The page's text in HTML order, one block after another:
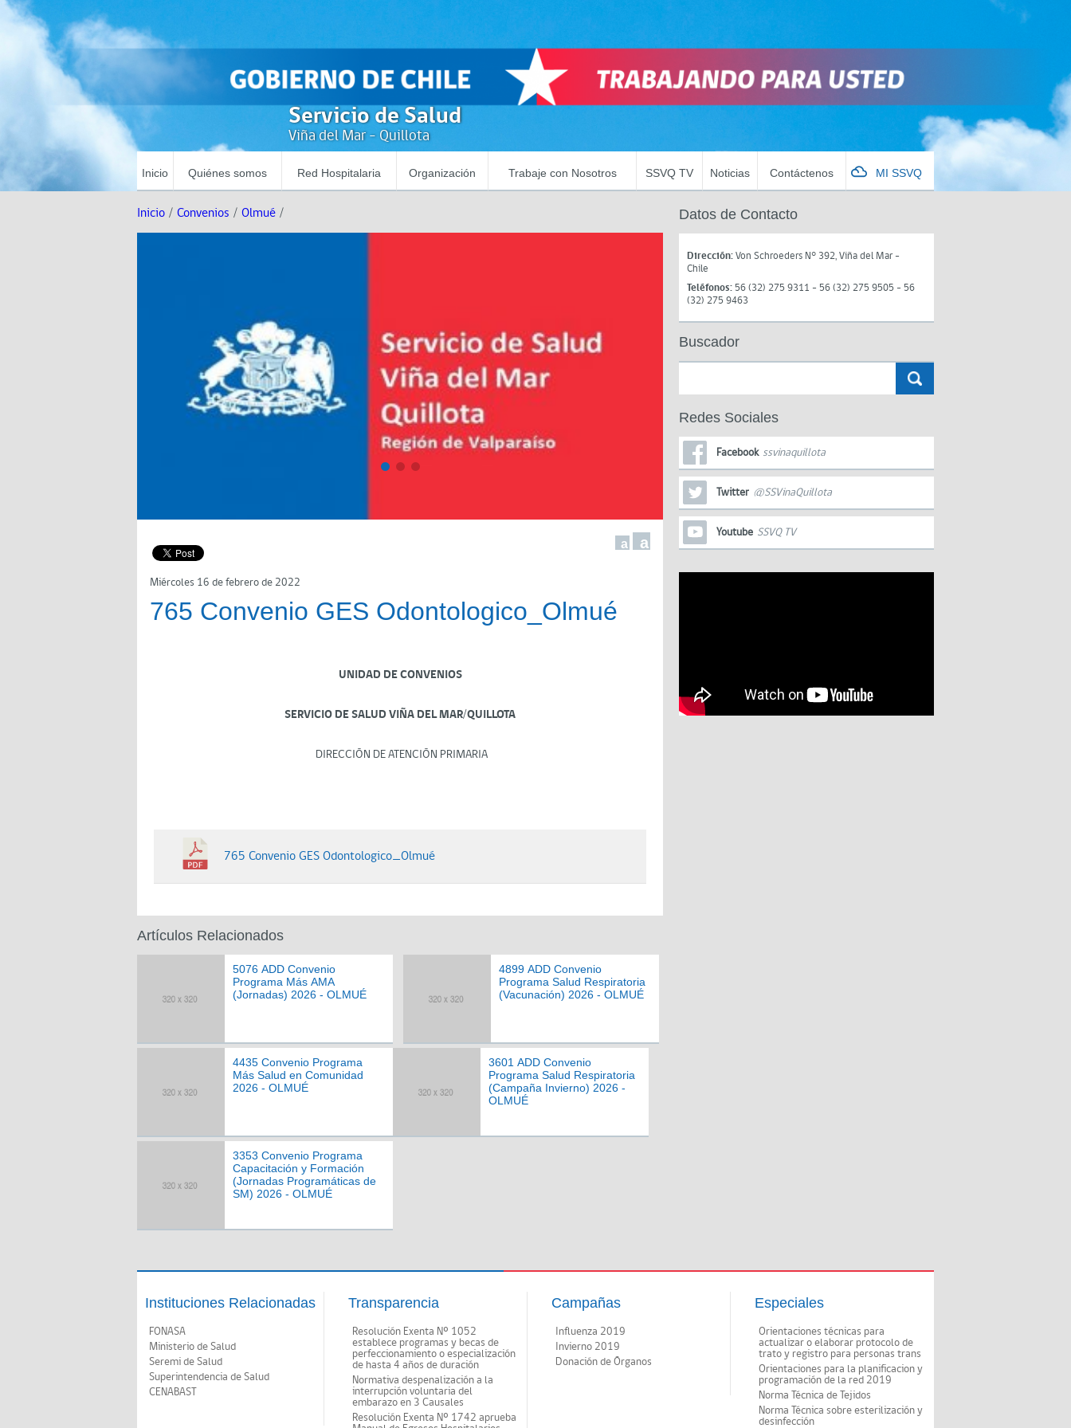
Servicio de Salud
Viña del Mar - Quillota
Inicio Quiénes somos Red Hospitalaria Organización Trabaje con Nosotros SSVQ TV Noticias Contáctenos MI SSVQ
Inicio / Convenios / Olmué /
a a
Miércoles 16 de febrero de 2022
765 Convenio GES Odontologico_Olmué
UNIDAD DE CONVENIOS
SERVICIO DE SALUD VIÑA DEL MAR/QUILLOTA
DIRECCIÓN DE ATENCIÓN PRIMARIA
765 Convenio GES Odontologico_Olmué
Artículos Relacionados
5076 ADD Convenio
Programa Más AMA
(Jornadas) 2026 - OLMUÉ
4899 ADD Convenio
Programa Salud Respiratoria
(Vacunación) 2026 - OLMUÉ
4435 Convenio Programa
Más Salud en Comunidad
2026 - OLMUÉ
3601 ADD Convenio
Programa Salud Respiratoria
(Campaña Invierno) 2026 -
OLMUÉ
3353 Convenio Programa
Capacitación y Formación
(Jornadas Programáticas de
SM) 2026 - OLMUÉ
Datos de Contacto
Dirección:Von Schroeders N° 392, Viña del Mar -
Chile
Teléfonos: 56 (32) 275 9311 - 56 (32) 275 9505 - 56
(32) 275 9463
Buscador
Redes Sociales
Facebook ssvinaquillota
Twitter @SSVinaQuillota
Youtube SSVQ TV
Instituciones Relacionadas
FONASA
Ministerio de Salud
Seremi de Salud
Superintendencia de Salud
CENABAST
Transparencia
Resolución Exenta Nº 1052
establece programas y becas de
perfeccionamiento o especialización
de hasta 4 años de duración
Normativa despenalización a la
interrupción voluntaria del
embarazo en 3 Causales
Resolución Exenta Nº 1742 aprueba
Campañas
Influenza 2019
Invierno 2019
Donación de Órganos
Especiales
Orientaciones técnicas para
actualizar o elaborar protocolo de
trato y registro para personas trans
Orientaciones para la planificacion y
programación de la red 2019
Norma Técnica de Tejidos
Norma Técnica sobre esterilización y
desinfección